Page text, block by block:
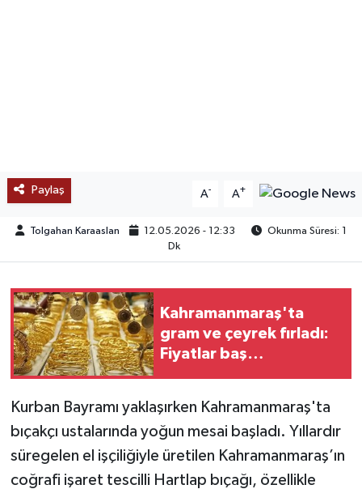
Paylaş A- A+
Tolgahan Karaaslan 12.05.2026 - 12:33
Okunma Süresi: 1
Dk
Kahramanmaraş'ta
gram ve çeyrek fırladı:
Fiyatlar baş
Kurban Bayramı yaklaşırken Kahramanmaraş'ta
bıçakçı ustalarında yoğun mesai başladı. Yıllardır
süregelen el işçiliğiyle üretilen Kahramanmaraş’ın
coğrafi işaret tescilli Hartlap bıçağı, özellikle
DÜNYA
TREND
OTOMOTİV
TEKNOLOJİ
KÜLTÜR SANAT